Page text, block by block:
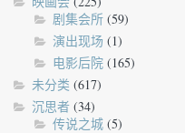
剧集会所 (59)
演出现场 (1)
电影后院 (165)
未分类 (617)
沉思者 (34)
传说之城 (5)